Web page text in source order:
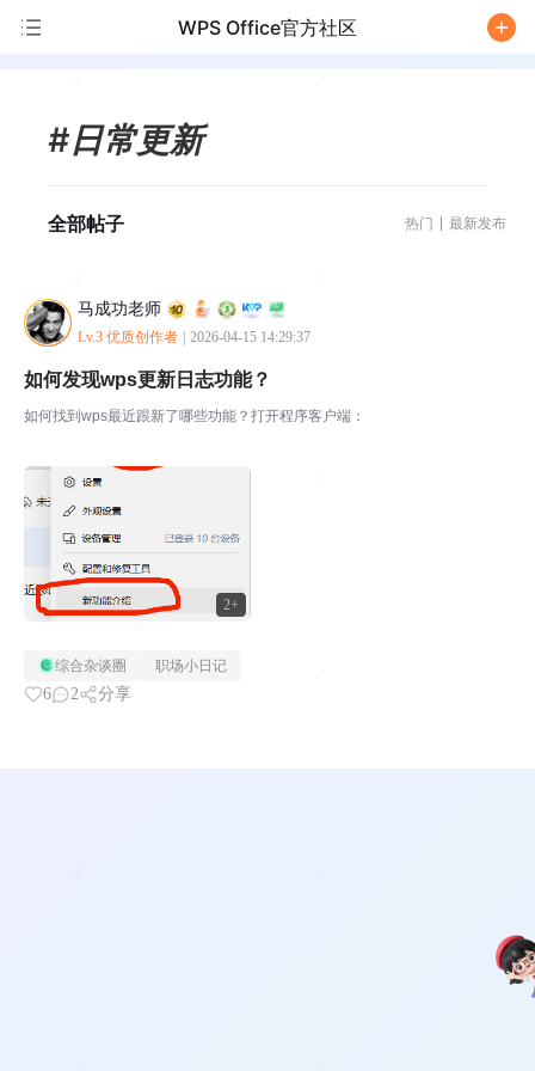
WPS Office官方社区
#日常更新
全部帖子 热门 最新发布
马成功老师
Lv.3 优质创作者 2026-04-15 14:29:37
2+
如何发现wps更新日志功能？
如何找到wps最近跟新了哪些功能？打开程序客户端：
综合杂谈圈 职场小日记
6 2 分享